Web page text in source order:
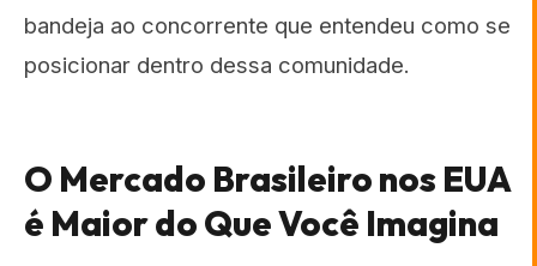
bandeja ao concorrente que entendeu como se
posicionar dentro dessa comunidade.
O Mercado Brasileiro nos EUA
é Maior do Que Você Imagina